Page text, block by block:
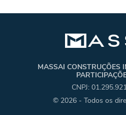
MASSAI CONSTRUÇÕES
CNPJ:
© 2026 - Todos os